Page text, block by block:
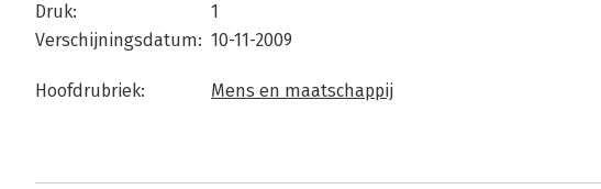
Druk:
1
Verschijningsdatum: 10-11-2009
Hoofdrubriek: Mens en maatschappij